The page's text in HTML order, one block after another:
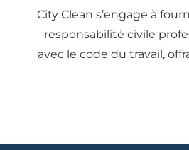
City Clean s’engage à
responsabilité civile
avec le code du travail,